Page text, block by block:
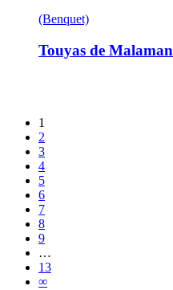
(Benquet)
Touyas de Malaman
1
2
3
4
5
6
7
8
9
…
13
∞